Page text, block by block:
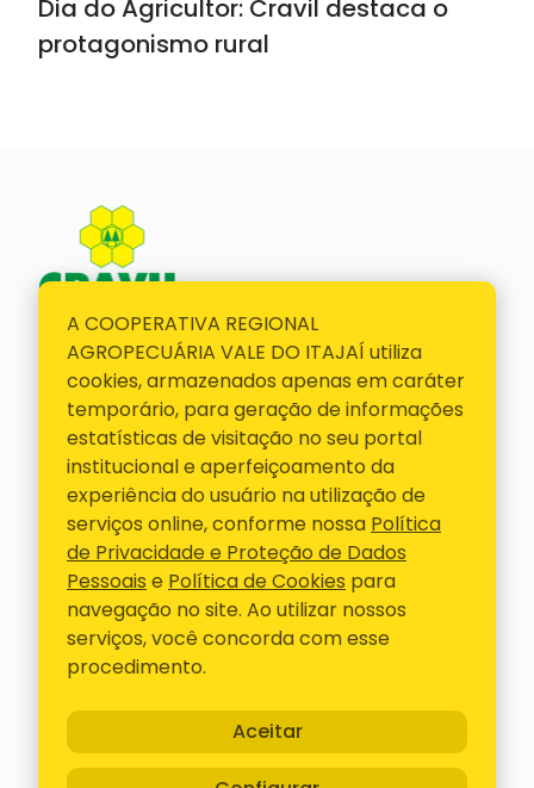
Dia do Agricultor: Cravil destaca o
protagonismo rural
E-mail
cravil@cravil.com.br
Telefone
47 3531-3000
Siga-nos
ACESSOS RÁPIDOS
Contato
Representantes
Boletos
Cravil - Todos os Direitos Reservados - Desenvolvido
A COOPERATIVA REGIONAL
AGROPECUÁRIA VALE DO ITAJAÍ utiliza
cookies, armazenados apenas em caráter
temporário, para geração de informações
estatísticas de visitação no seu portal
institucional e aperfeiçoamento da
experiência do usuário na utilização de
serviços online, conforme nossa Política
de Privacidade e Proteção de Dados
Pessoais e Política de Cookies para
navegação no site. Ao utilizar nossos
serviços, você concorda com esse
procedimento.
Aceitar